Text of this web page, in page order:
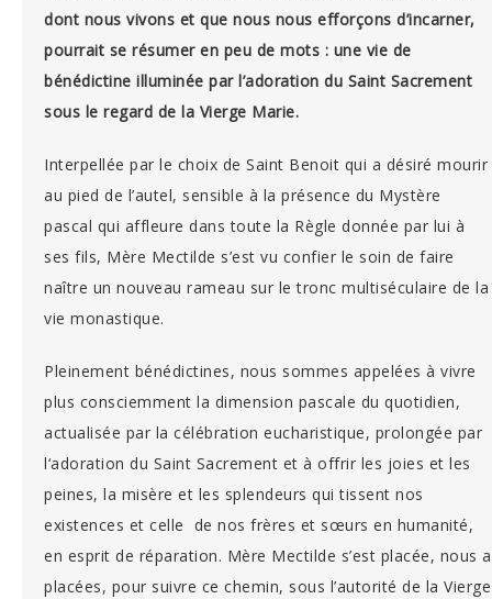
dont nous vivons et que nous nous efforçons d’incarner,
pourrait se résumer en peu de mots : une vie de
bénédictine illuminée par l’adoration du Saint Sacrement
sous le regard de la Vierge Marie.
Interpellée par le choix de Saint Benoit qui a désiré mourir
au pied de l’autel, sensible à la présence du Mystère
pascal qui affleure dans toute la Règle donnée par lui à
ses fils, Mère Mectilde s’est vu confier le soin de faire
naître un nouveau rameau sur le tronc multiséculaire de la
vie monastique.
Pleinement bénédictines, nous sommes appelées à vivre
plus consciemment la dimension pascale du quotidien,
actualisée par la célébration eucharistique, prolongée par
l‘adoration du Saint Sacrement et à offrir les joies et les
peines, la misère et les splendeurs qui tissent nos
existences et celle de nos frères et sœurs en humanité,
en esprit de réparation. Mère Mectilde s’est placée, nous a
placées, pour suivre ce chemin, sous l’autorité de la Vierge